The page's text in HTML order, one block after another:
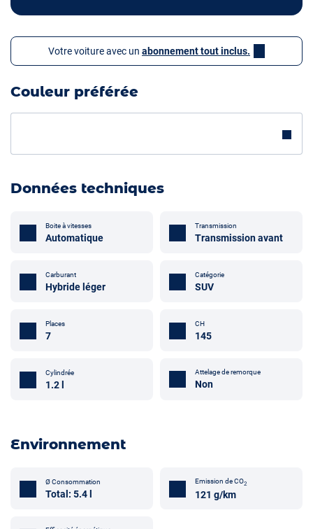
Votre voiture avec un abonnement tout inclus.
Couleur préférée
Données techniques
Boite à vitesses
Automatique
Transmission
Transmission avant
Carburant
Hybride léger
Catégorie
SUV
Places
7
CH
145
Cylindrée
1.2 l
Attelage de remorque
Non
Environnement
Ø Consommation
Total: 5.4 l
Emission de CO2
121 g/km